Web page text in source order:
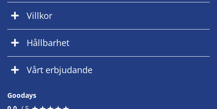
Villkor
Hållbarhet
Vårt erbjudande
Goodays